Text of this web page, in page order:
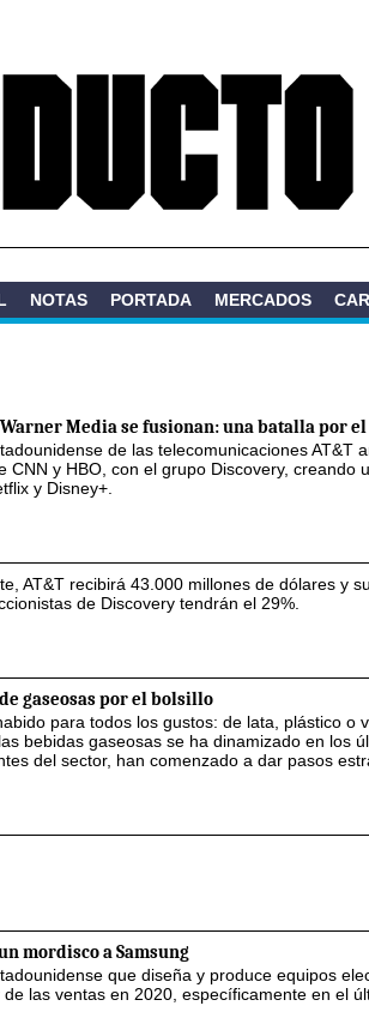
NOTAS PORTADA MERCADOS
Media se fusionan: una batalla por
de las telecomunicaciones AT&T
CNN y HBO, con el grupo Discovery,
y Disney+.
AT&T recibirá 43.000 millones de dólares y
de Discovery tendrán el 29%.
gaseosas por el bolsillo
para todos los gustos: de lata, plástico o
bebidas gaseosas se ha dinamizado en los
del sector, han comenzado a dar pasos
mordisco a Samsung
que diseña y produce equipos
las ventas en 2020, específicamente en el